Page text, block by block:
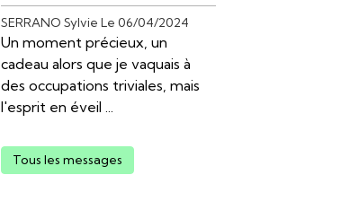
SERRANO Sylvie Le 06/04/2024
Un moment précieux, un
cadeau alors que je vaquais à
des occupations triviales, mais
l'esprit en éveil ...
Tous les messages